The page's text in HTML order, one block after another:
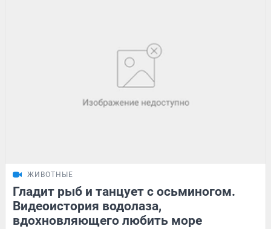
ЖИВОТНЫЕ
Гладит рыб и танцует с осьминогом.
Видеоистория водолаза,
вдохновляющего любить море